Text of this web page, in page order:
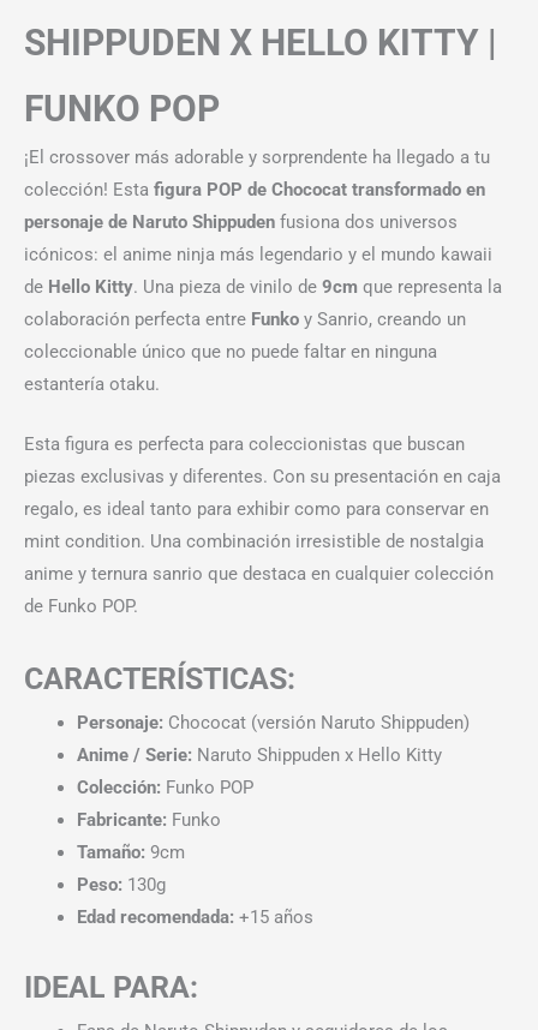
SHIPPUDEN X HELLO KITTY |
FUNKO POP
¡El crossover más adorable y sorprendente ha llegado a tu
colección! Esta figura POP de Chococat transformado en
personaje de Naruto Shippuden fusiona dos universos
icónicos: el anime ninja más legendario y el mundo kawaii
de Hello Kitty. Una pieza de vinilo de 9cm que representa la
colaboración perfecta entre Funko y Sanrio, creando un
coleccionable único que no puede faltar en ninguna
estantería otaku.
Esta figura es perfecta para coleccionistas que buscan
piezas exclusivas y diferentes. Con su presentación en caja
regalo, es ideal tanto para exhibir como para conservar en
mint condition. Una combinación irresistible de nostalgia
anime y ternura sanrio que destaca en cualquier colección
de Funko POP.
CARACTERÍSTICAS:
Personaje: Chococat (versión Naruto Shippuden)
Anime / Serie: Naruto Shippuden x Hello Kitty
Colección: Funko POP
Fabricante: Funko
Tamaño: 9cm
Peso: 130g
Edad recomendada: +15 años
IDEAL PARA: